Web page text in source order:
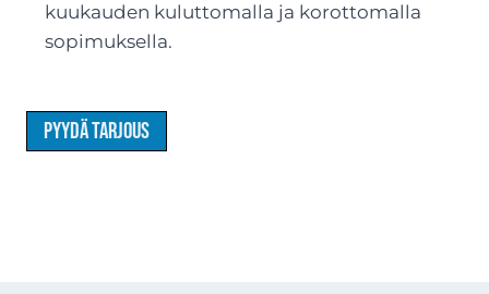
kuukauden kuluttomalla ja korottomalla
sopimuksella.
Pyydä tarjous